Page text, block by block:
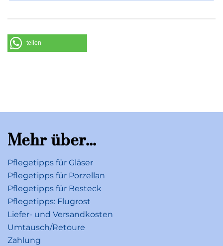
Telefon: +49 (0) 68 64 / 81 0
teilen
Mehr über...
Pflegetipps für Gläser
Pflegetipps für Porzellan
Pflegetipps für Besteck
Pflegetipps: Flugrost
Liefer- und Versandkosten
Umtausch/Retoure
Zahlung